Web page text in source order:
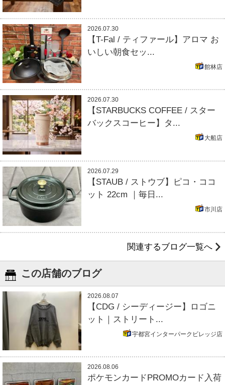
2026.07.30
【T-Fal / ティファール】アロマ お
いしい朝食セッ...
館林店
2026.07.30
【STARBUCKS COFFEE / スター
バックスコーヒー】タ...
大船店
2026.07.29
【STAUB / ストウブ】ピコ・ココ
ット 22cm ｜毎日...
市川店
関連するブログ一覧へ
この店舗のブログ
2026.08.07
【CDG / シーディージー】ロゴニ
ット｜ストリート...
宇都宮インターパークビレッジ店
2026.08.06
ポケモンカードPROMOカード入荷